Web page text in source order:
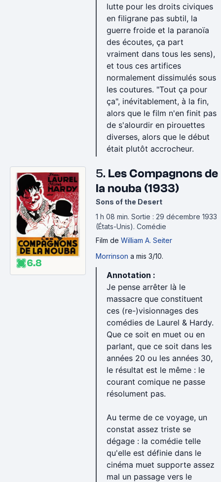
lutte pour les droits civiques
en filigrane pas subtil, la
guerre froide et la paranoïa
des écoutes, ça part
vraiment dans tous les sens),
et tous ces artifices
normalement dissimulés sous
les coutures. "Tout ça pour
ça", inévitablement, à la fin,
alors que le film n'en finit pas
de s'alourdir en pirouettes
diverses, alors que le début
était plutôt accrocheur.
6.8
5. Les Compagnons de
la nouba (1933)
Sons of the Desert
1 h 08 min. Sortie : 29 décembre 1933
(États-Unis). Comédie
Film de William A. Seiter
Morrinson a mis 3/10.
Annotation :
Je pense arrêter là le
massacre que constituent
ces (re-)visionnages des
comédies de Laurel & Hardy.
Que ce soit en muet ou en
parlant, que ce soit dans les
années 20 ou les années 30,
le résultat est le même : le
courant comique ne passe
résolument pas.
Au terme de ce voyage, un
constat assez triste se
dégage : la comédie telle
qu'elle est définie dans le
cinéma muet supporte assez
mal un passage vers le